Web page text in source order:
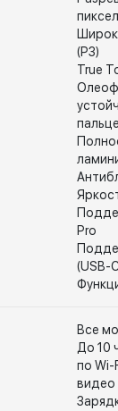
(P3)
True
Pro
(USB-
Все
До 10
по Wi-
видео